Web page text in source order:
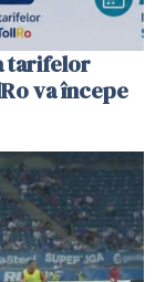
tarifelor
va începe